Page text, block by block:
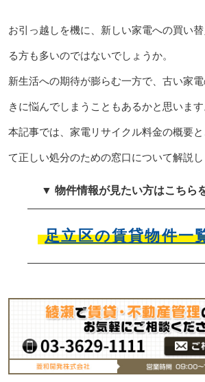
お引っ越しを機に、新しい家電への買い
る方も多いのではないでしょうか。
新生活への期待が膨らむ一方で、古い家
きに悩んでしまうこともあるかと思います
本記事では、家電リサイクル料金の概要
て正しい処分のための窓口について解説し
▼ 物件情報が見たい方はこちら
足立区の賃貸物件一